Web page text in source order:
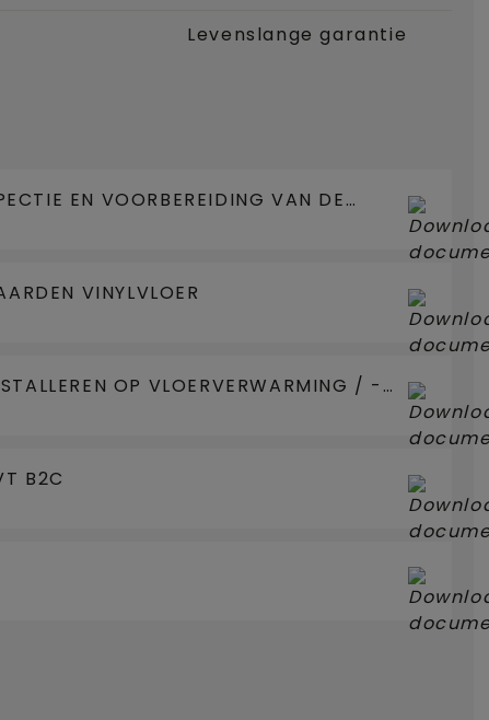
Levenslange garantie
EN VOORBEREIDING VAN DE
VINYLVLOER
OP VLOERVERWARMING / -
B2C